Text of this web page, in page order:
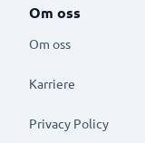
Om oss
Om oss
Karriere
Privacy Policy